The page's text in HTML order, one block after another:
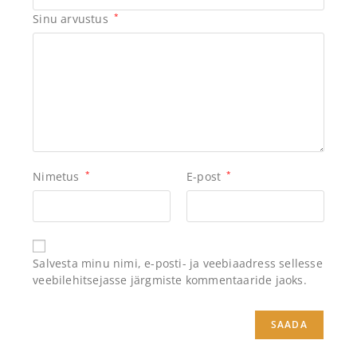
Sinu arvustus *
Nimetus * E-post *
Salvesta minu nimi, e-posti- ja veebiaadress sellesse
veebilehitsejasse järgmiste kommentaaride jaoks.